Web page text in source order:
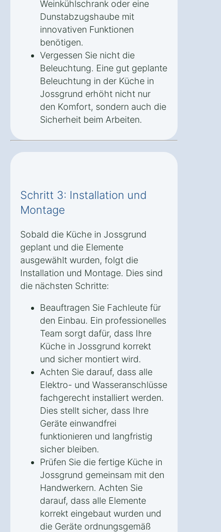
Weinkühlschrank oder eine
Dunstabzugshaube mit
innovativen Funktionen
benötigen.
Vergessen Sie nicht die
Beleuchtung. Eine gut geplante
Beleuchtung in der Küche in
Jossgrund erhöht nicht nur
den Komfort, sondern auch die
Sicherheit beim Arbeiten.
Schritt 3: Installation und
Montage
Sobald die Küche in Jossgrund
geplant und die Elemente
ausgewählt wurden, folgt die
Installation und Montage. Dies sind
die nächsten Schritte:
Beauftragen Sie Fachleute für
den Einbau. Ein professionelles
Team sorgt dafür, dass Ihre
Küche in Jossgrund korrekt
und sicher montiert wird.
Achten Sie darauf, dass alle
Elektro- und Wasseranschlüsse
fachgerecht installiert werden.
Dies stellt sicher, dass Ihre
Geräte einwandfrei
funktionieren und langfristig
sicher bleiben.
Prüfen Sie die fertige Küche in
Jossgrund gemeinsam mit den
Handwerkern. Achten Sie
darauf, dass alle Elemente
korrekt eingebaut wurden und
die Geräte ordnungsgemäß